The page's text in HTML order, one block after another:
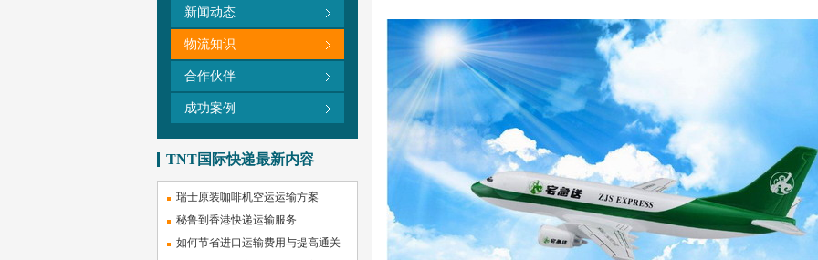
新闻动态
物流知识
合作伙伴
成功案例
TNT国际快递最新内容
瑞士原装咖啡机空运运输方案
秘鲁到香港快递运输服务
如何节省进口运输费用与提高通关